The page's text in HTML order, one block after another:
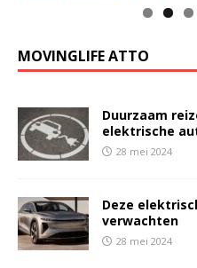
MOVINGLIFE ATTO
Duurzaam
elektrische
28 mei 2024
Deze
verwachten
28 mei 2024